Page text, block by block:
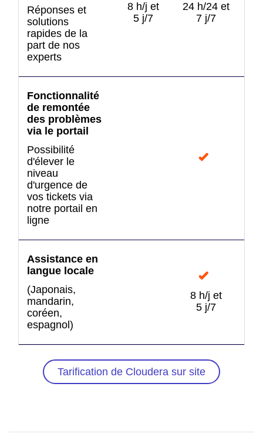
Réponses et
solutions
rapides de la
part de nos
experts
8 h/j et
5 j/7
24 h/24 et
7 j/7
Fonctionnalité
de remontée
des problèmes
via le portail
Possibilité
d'élever le
niveau
d'urgence de
vos tickets via
notre portail en
ligne
Assistance en
langue locale
(Japonais,
mandarin,
coréen,
espagnol)
8 h/j et
5 j/7
Tarification de Cloudera sur site